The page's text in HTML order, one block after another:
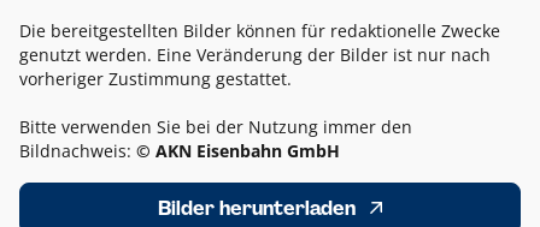
Die bereitgestellten Bilder können für redaktionelle Zwecke
genutzt werden. Eine Veränderung der Bilder ist nur nach
vorheriger Zustimmung gestattet.
Bitte verwenden Sie bei der Nutzung immer den
Bildnachweis: © AKN Eisenbahn GmbH
Bilder herunterladen